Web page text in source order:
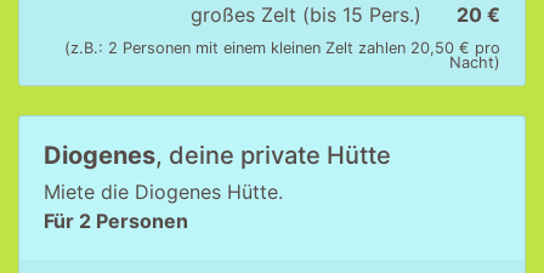
großes Zelt (bis 15 Pers.)
20 €
(z.B.: 2 Personen mit einem kleinen Zelt zahlen 20,50 € pro
Nacht)
Diogenes, deine private Hütte
Miete die Diogenes Hütte.
Für 2 Personen